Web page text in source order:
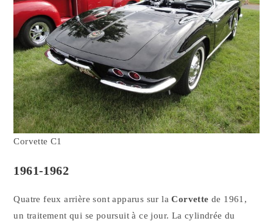
Corvette C1
1961-1962
Quatre feux arrière sont apparus sur laCorvette de 1961,
un traitement qui se poursuit à ce jour. La cylindrée du